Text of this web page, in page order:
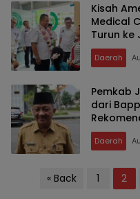
Kisah
Medical
Turun ke
Daerah
Pemkab
dari
Daerah
Posts« Back 1 2